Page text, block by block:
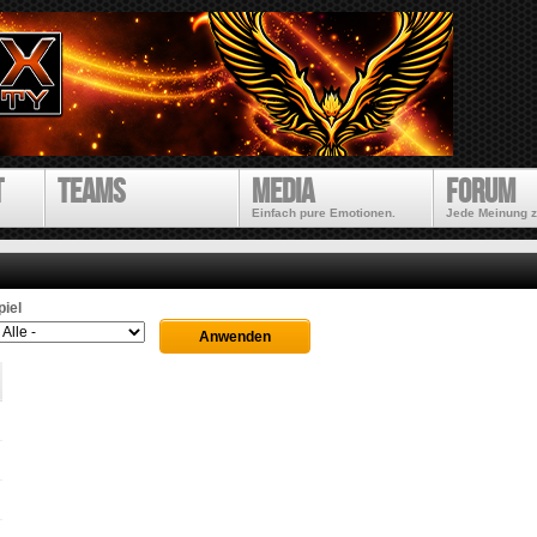
Direkt
zum
Inhalt
Teams Media
Einfach pure Emotionen.
Forum
Jede Meinung